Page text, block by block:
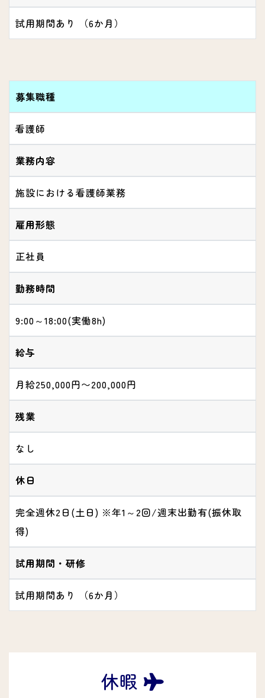
試用期間あり （6か月）
募集職種
看護師
業務内容
施設における看護師業務
雇用形態
正社員
勤務時間
9:00～18:00(実働8h)
給与
月給250,000円〜200,000円
残業
なし
休日
完全週休2日(土日) ※年1～2回/週末出勤有(振休取
得)
試用期間・研修
試用期間あり （6か月）
休暇